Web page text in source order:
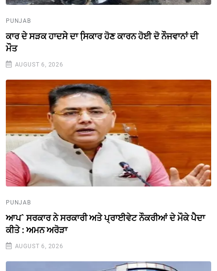
PUNJAB
ਕਾਰ ਦੇ ਸੜਕ ਹਾਦਸੇ ਦਾ ਸਿ਼ਕਾਰ ਹੋਣ ਕਾਰਨ ਹੋਈ ਦੋ ਨੌਜਵਾਨਾਂ ਦੀ
ਮੌਤ
AUGUST 6, 2026
PUNJAB
ਆਪ` ਸਰਕਾਰ ਨੇ ਸਰਕਾਰੀ ਅਤੇ ਪ੍ਰਾਈਵੇਟ ਨੌਕਰੀਆਂ ਦੇ ਮੌਕੇ ਪੈਦਾ
ਕੀਤੇ : ਅਮਨ ਅਰੋੜਾ
AUGUST 6, 2026